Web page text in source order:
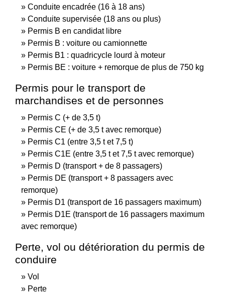
Conduite encadrée (16 à 18 ans)
Conduite supervisée (18 ans ou plus)
Permis B en candidat libre
Permis B : voiture ou camionnette
Permis B1 : quadricycle lourd à moteur
Permis BE : voiture + remorque de plus de 750 kg
Permis pour le transport de
marchandises et de personnes
Permis C (+ de 3,5 t)
Permis CE (+ de 3,5 t avec remorque)
Permis C1 (entre 3,5 t et 7,5 t)
Permis C1E (entre 3,5 t et 7,5 t avec remorque)
Permis D (transport + de 8 passagers)
Permis DE (transport + 8 passagers avec
remorque)
Permis D1 (transport de 16 passagers maximum)
Permis D1E (transport de 16 passagers maximum
avec remorque)
Perte, vol ou détérioration du permis de
conduire
Vol
Perte